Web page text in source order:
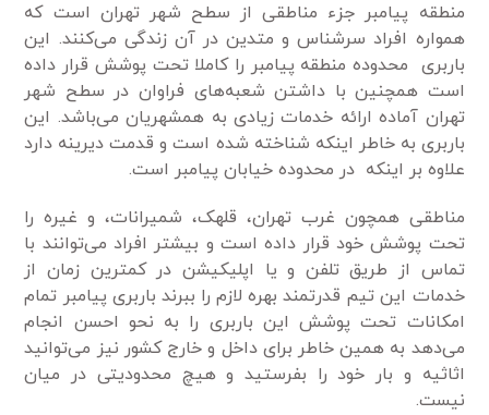
منطقه پیامبر جزء مناطقی از سطح شهر تهران است که
همواره افراد سرشناس و متدین در آن زندگی می‌کنند. این
باربری محدوده منطقه پیامبر را کاملا تحت پوشش قرار داده
است همچنین با داشتن شعبه‌های فراوان در سطح شهر
تهران آماده ارائه خدمات زیادی به همشهریان می‌باشد. این
باربری به خاطر اینکه شناخته شده است و قدمت دیرینه دارد
علاوه بر اینکه در محدوده خیابان پیامبر است.
مناطقی همچون غرب تهران، قلهک، شمیرانات، و غیره را
تحت پوشش خود قرار داده است و بیشتر افراد می‌توانند با
تماس از طریق تلفن و یا اپلیکیشن در کمترین زمان از
خدمات این تیم قدرتمند بهره لازم را ببرند باربری پیامبر تمام
امکانات تحت پوشش این باربری را به نحو احسن انجام
می‌دهد به همین خاطر برای داخل و خارج کشور نیز می‌توانید
اثاثیه و بار خود را بفرستید و هیچ محدودیتی در میان
نیست.